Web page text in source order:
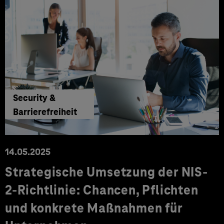
Security &
Barrierefreiheit
14.05.2025
Strategische Umsetzung der NIS-
2-Richtlinie: Chancen, Pflichten
und konkrete Maßnahmen für